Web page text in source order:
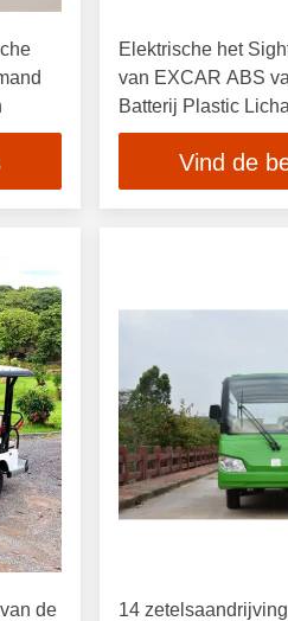
Elektrische het
van EXCAR ABS
Batterij Plastic
Vind de
de
14